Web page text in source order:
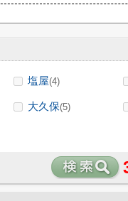
塩屋(4)
大久保(5)